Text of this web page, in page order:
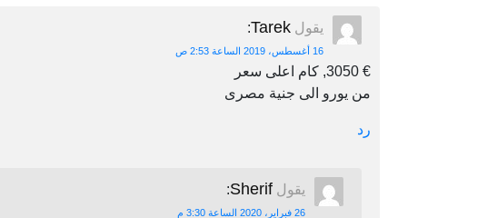
يقول Tarek
:
16 أغسطس، 2019 الساعة 2:53 ص
€ 3050, كام اعلى سعر
من يورو الى جنية مصرى
رد
يقول Sherif
:
26 فبراير، 2020 الساعة 3:30 م